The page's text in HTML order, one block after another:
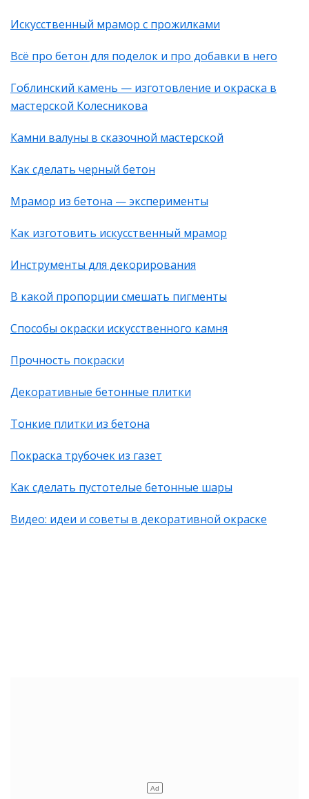
Искусственный мрамор с прожилками
Всё про бетон для поделок и про добавки в него
Гоблинский камень — изготовление и окраска в
мастерской Колесникова
Камни валуны в сказочной мастерской
Как сделать черный бетон
Мрамор из бетона — эксперименты
Как изготовить искусственный мрамор
Инструменты для декорирования
В какой пропорции смешать пигменты
Способы окраски искусственного камня
Прочность покраски
Декоративные бетонные плитки
Тонкие плитки из бетона
Покраска трубочек из газет
Как сделать пустотелые бетонные шары
Видео: идеи и советы в декоративной окраске